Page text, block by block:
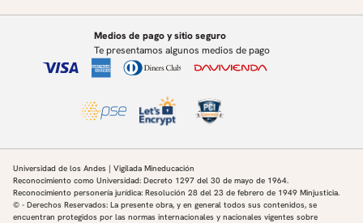
Medios de pago y sitio seguro
Te presentamos algunos medios de pago
Universidad de los Andes | Vigilada Mineducación
Reconocimiento como Universidad: Decreto 1297 del 30 de mayo de 1964.
Reconocimiento personería jurídica: Resolución 28 del 23 de febrero de 1949 Minjusticia.
© - Derechos Reservados: La presente obra, y en general todos sus contenidos, se
encuentran protegidos por las normas internacionales y nacionales vigentes sobre